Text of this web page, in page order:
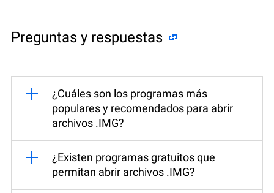
Preguntas y respuestas
¿Cuáles son los programas más
populares y recomendados para abrir
archivos .IMG?
¿Existen programas gratuitos que
permitan abrir archivos .IMG?